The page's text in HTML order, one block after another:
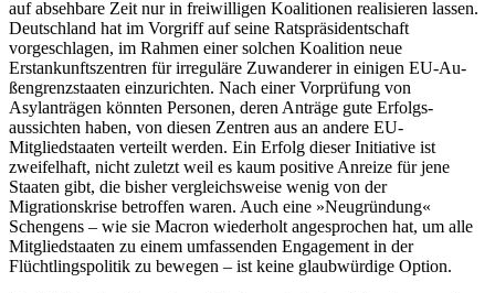
auf absehbare Zeit nur in freiwilligen Koalitionen realisieren lassen.
Deutschland hat im Vorgriff auf seine Ratspräsidentschaft
vorgeschlagen, im Rahmen einer solchen Koalition neue
Erstankunftszentren für irreguläre Zuwanderer in einigen EU-Au­
ßengrenzstaaten einzurichten. Nach einer Vorprüfung von
Asylanträgen könnten Personen, deren Anträge gute Erfolgs­
aussichten haben, von diesen Zentren aus an andere EU-
Mitgliedstaaten verteilt wer­den. Ein Erfolg dieser Initiative ist
zweifelhaft, nicht zuletzt weil es kaum positive Anreize für jene
Staaten gibt, die bisher ver­gleichsweise wenig von der
Migrationskrise betroffen waren. Auch eine »Neugründung«
Schengens – wie sie Macron wiederholt angesprochen hat, um alle
Mitgliedstaaten zu einem umfassenden Engagement in der
Flüchtlingspolitik zu bewegen – ist keine glaubwürdige Option.